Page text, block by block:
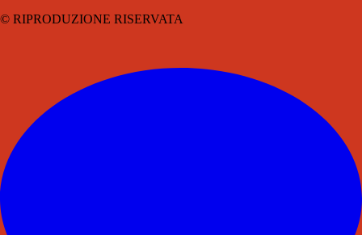
© RIPRODUZIONE RISERVATA